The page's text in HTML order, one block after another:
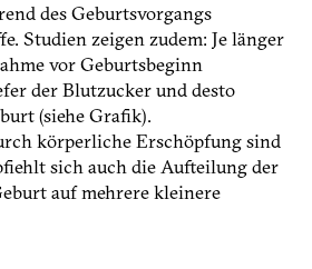
des Geburtsvorgangs
Studien zeigen zudem: Je länger
vor Geburtsbeginn
der Blutzucker und desto
(siehe Grafik).
körperliche Erschöpfung sind
sich auch die Aufteilung der
auf mehrere kleinere